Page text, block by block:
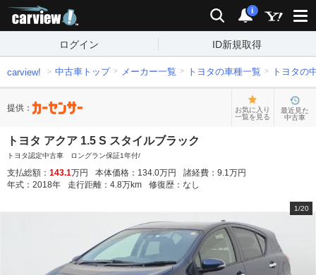
検索 通知
i
ログイン ID新規取得
carview! 中古車トップ メーカー一覧 トヨタの車種一覧 トヨタの
提供：
お気に入り
一覧を見る
最近見た
中古車
トヨタ アクア 1.5 S スタイルブラック
トヨタ認定中古車 ロングラン保証1年付/
支払総額： 143.1万円 本体価格： 134.0万円 諸経費： 9.1万円
年式： 2018年 走行距離： 4.8万km 修復歴： なし
1/20